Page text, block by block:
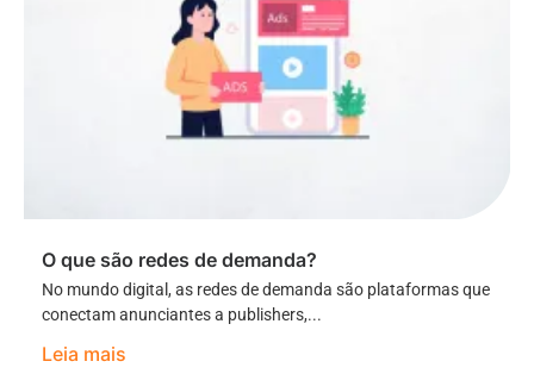
O que são redes de demanda?
No mundo digital, as redes de demanda são plataformas que
conectam anunciantes a publishers,...
Leia mais